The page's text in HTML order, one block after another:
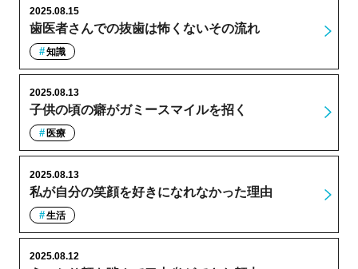
歯医者さんでの抜歯は怖くないその流れ
2025.08.15
知識
子供の頃の癖がガミースマイルを招く
2025.08.13
医療
私が自分の笑顔を好きになれなかった理由
2025.08.13
生活
2025.08.12